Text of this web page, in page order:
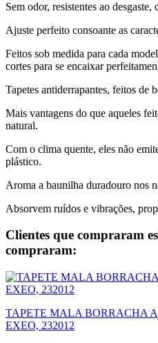
Sem odor, resistentes ao
Ajuste perfeito consoante as
Feitos sob medida para cada
cortes para se encaixar
Tapetes antiderrapantes, feitos de
Mais vantagens do que aqueles
natural.
Com o clima quente, eles não
plástico.
Aroma a baunilha duradouro nos
Absorvem ruídos e vibrações,
Clientes que compraram
compraram:
TAPETE MALA BORRACHA
EXEO, 232012